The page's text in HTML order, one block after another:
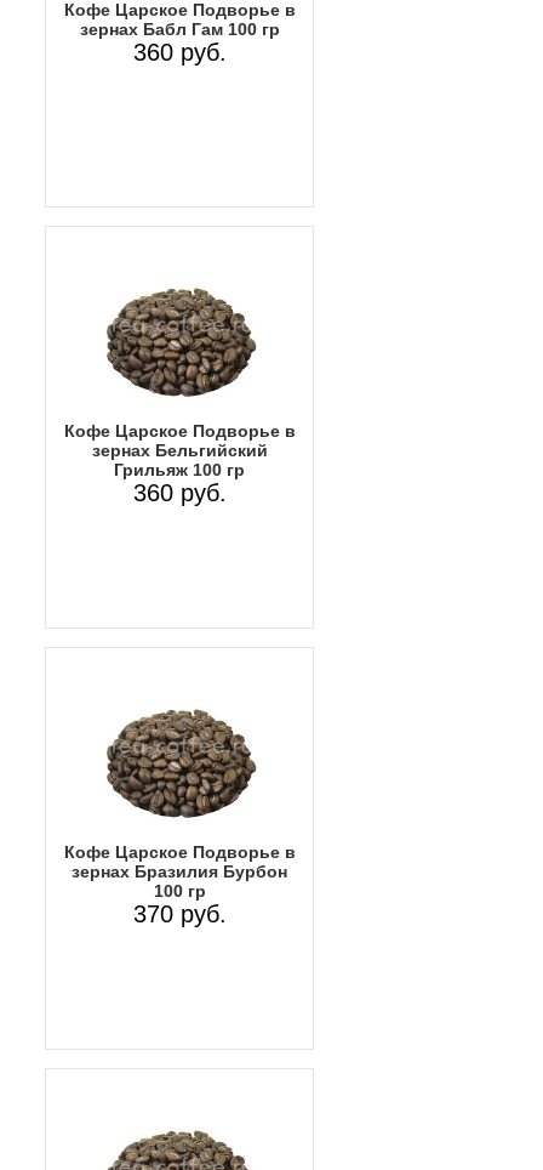
Кофе Царское Подворье в
зернах Бабл Гам 100 гр
360 руб.
Кофе Царское Подворье в
зернах Бельгийский
Грильяж 100 гр
360 руб.
Кофе Царское Подворье в
зернах Бразилия Бурбон
100 гр
370 руб.